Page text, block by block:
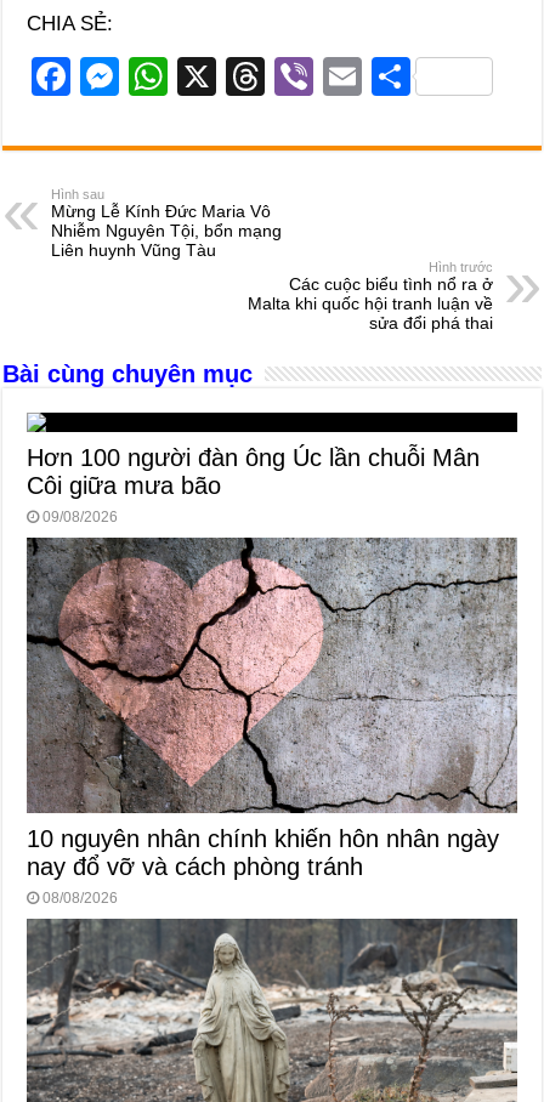
CHIA SẺ:
F
c
e
b
o
M
ss
n
g
W
at
A
p
X
T
e
d
Vi
er
E
ail
S
ar
Hình sau
Mừng Lễ Kính Đức Maria Vô
Nhiễm Nguyên Tội, bổn mạng
Liên huynh Vũng Tàu
Hình trước
Các cuộc biểu tình nổ ra ở
Malta khi quốc hội tranh luận về
sửa đổi phá thai
Bài cùng chuyên mục
Hơn 100 người đàn ông Úc lần chuỗi Mân
Côi giữa mưa bão
09/08/2026
10 nguyên nhân chính khiến hôn nhân ngày
nay đổ vỡ và cách phòng tránh
08/08/2026